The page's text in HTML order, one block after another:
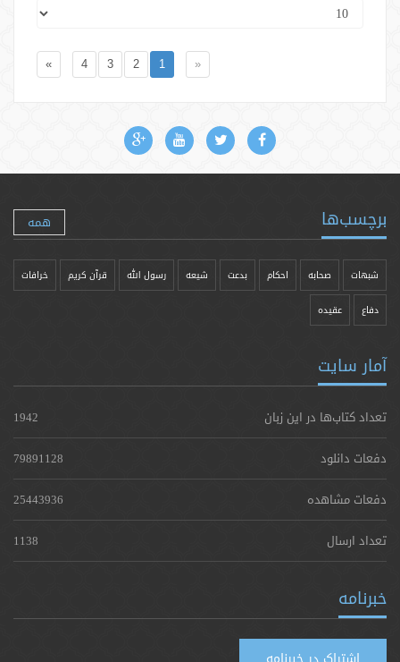
«
1
2
3
4
»
برچسب‌ها همه
شبهات صحابه احکام بدعت شیعه رسول الله قرآن کریم خرافات
دفاع عقیده
آمار سایت
تعداد کتاب‌ها در این زبان
1942
دفعات دانلود
79891128
دفعات مشاهده
25443936
تعداد ارسال
1138
خبرنامه